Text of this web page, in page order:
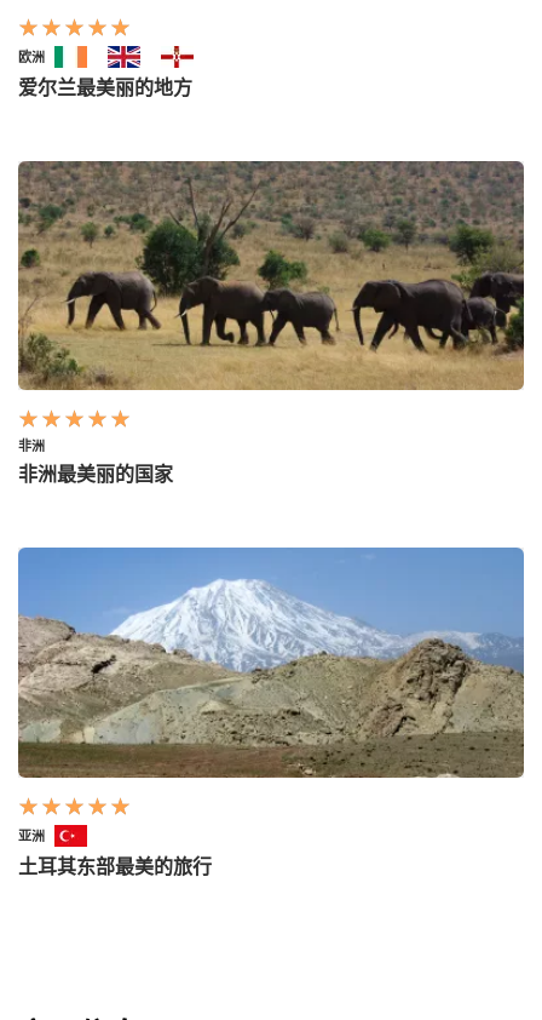
欧洲
爱尔兰最美丽的地方
非洲
非洲最美丽的国家
亚洲
土耳其东部最美的旅行